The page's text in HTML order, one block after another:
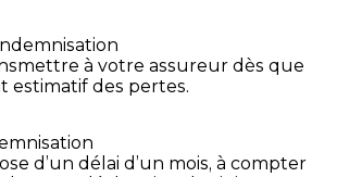
à votre assureur dès que
estimatif des pertes.
d’un délai d’un mois, à compter